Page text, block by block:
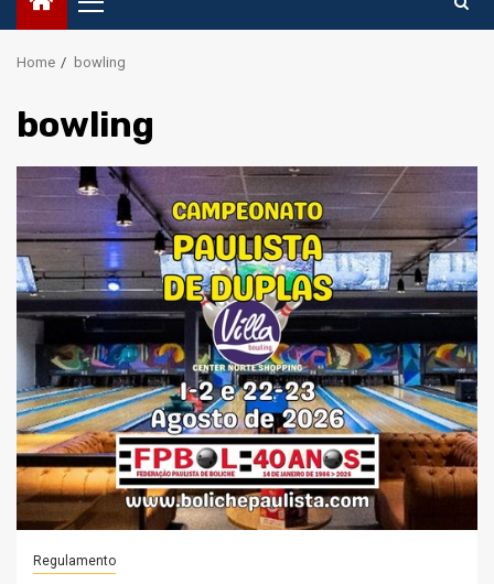
Primary
Menu
Home bowling
bowling
Regulamento